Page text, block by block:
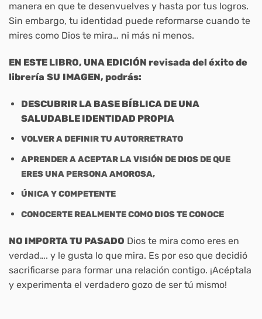
manera en que te desenvuelves y hasta por tus logros.
Sin embargo, tu identidad puede reformarse cuando te
mires como Dios te mira… ni más ni menos.
EN ESTE LIBRO, UNA EDICIÓN revisada del éxito de
librería SU IMAGEN, podrás:
DESCUBRIR LA BASE BÍBLICA DE UNA
SALUDABLE IDENTIDAD PROPIA
VOLVER A DEFINIR TU AUTORRETRATO
APRENDER A ACEPTAR LA VISIÓN DE DIOS DE QUE
ERES UNA PERSONA AMOROSA,
ÚNICA Y COMPETENTE
CONOCERTE REALMENTE COMO DIOS TE CONOCE
NO IMPORTA TU PASADO Dios te mira como eres en
verdad…. y le gusta lo que mira. Es por eso que decidió
sacrificarse para formar una relación contigo. ¡Acéptala
y experimenta el verdadero gozo de ser tú mismo!